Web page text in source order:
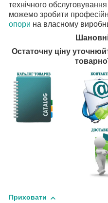
технічного
можемо зробити
опори на власному
Остаточну ціну
Приховати